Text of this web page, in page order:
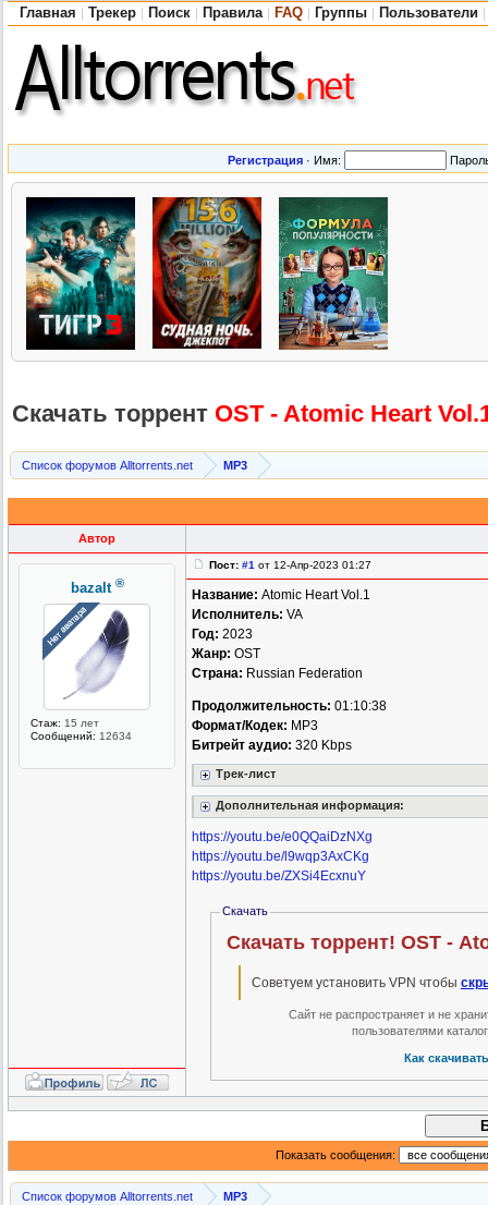
Главная Трекер Поиск Правила FAQ Группы Пользователи
Регистрация · Имя:
Скачать торрент OST - Atomic Heart
Список форумов Alltorrents.net MP3
Автор
bazalt ®
Стаж: 15 лет
Сообщений: 12634
Пост: #1 от 12-Апр-2023 01:27
Название: Atomic Heart Vol.1
Исполнитель: VA
Год: 2023
Жанр: OST
Страна: Russian Federation
Продолжительность: 01:10:38
Формат/Кодек: MP3
Битрейт аудио: 320 Kbps
Трек-лист
Дополнительная информация:
https://youtu.be/e0QQaiDzNXg
https://youtu.be/l9wqp3AxCKg
https://youtu.be/ZXSi4EcxnuY
Скачать
Скачать торрент! OST -
Советуем установить VPN чтобы
Сайт не распространяет и не
пользователями
Как
Показать сообщения:
Список форумов Alltorrents.net MP3